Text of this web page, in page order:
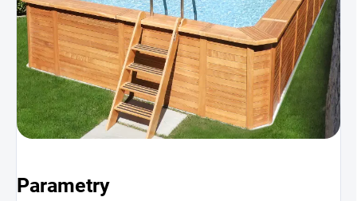
Parametry